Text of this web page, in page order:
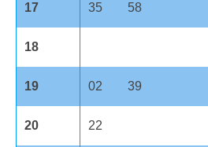
17 35 58
18
19 02 39
20 22